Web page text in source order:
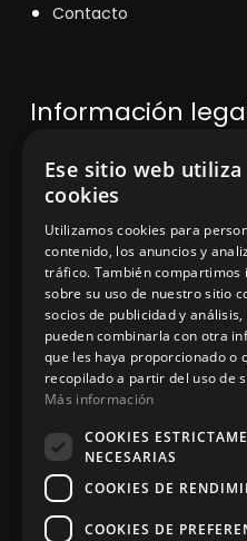
Contacto
Información
Política de privacidad
Aviso legal
App Zine
Ese sitio web utiliza
cookies
Utilizamos cookies para
contenido, los anuncios y
tráfico. También compartimos
sobre su uso de nuestro sitio
socios de publicidad y
pueden combinarla con otra
que les haya proporcionado o
recopilado a partir del uso de
Más información
COOKIES
NECESARIAS
COOKIES DE
COOKIES DE